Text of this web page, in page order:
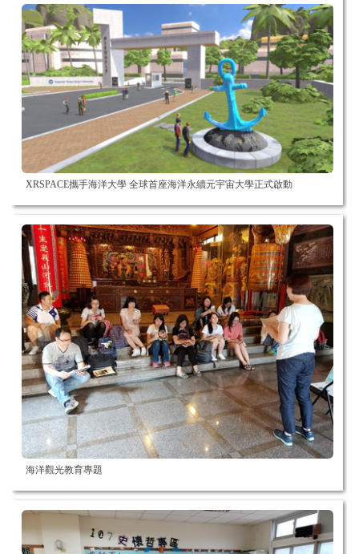
XRSPACE攜手海洋大學 全球首座海洋永續元宇宙大學正式啟動
海洋觀光教育專題